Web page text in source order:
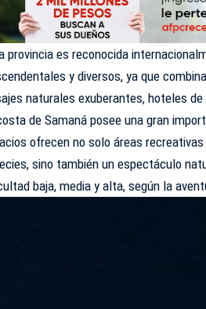
provincia es reconocida
y diversos, ya que
naturales exuberantes, hoteles
de Samaná posee una gran
ofrecen no solo áreas
sino también un espectáculo
baja, media y alta, según la